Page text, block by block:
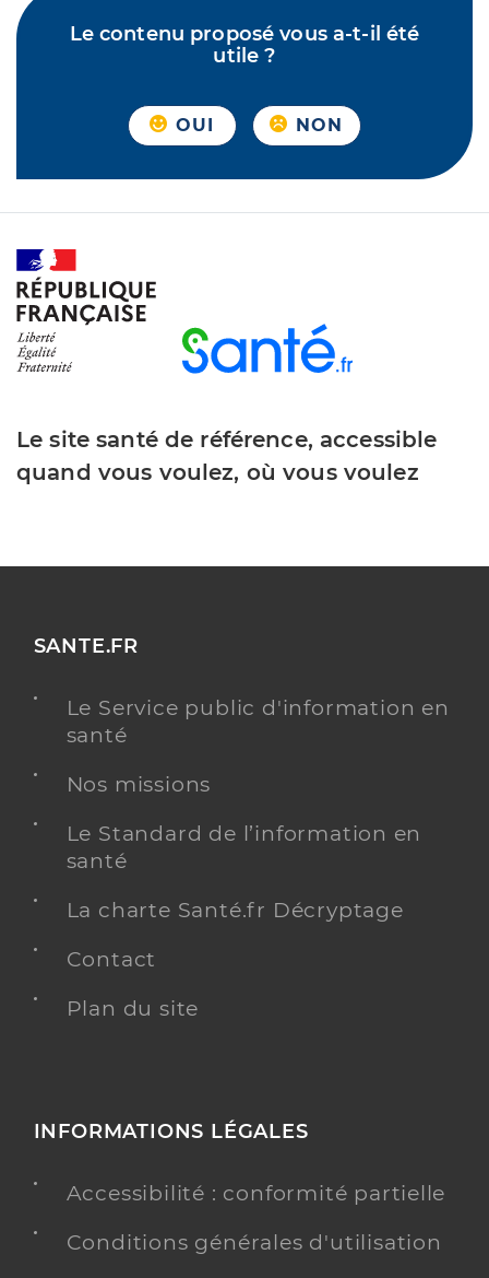
Le contenu proposé vous a-t-il été
utile ?
OUI NON
Le site santé de référence, accessible
quand vous voulez, où vous voulez
SANTE.FR
Le Service public d'information en
santé
Nos missions
Le Standard de l’information en
santé
La charte Santé.fr Décryptage
Contact
Plan du site
INFORMATIONS LÉGALES
Accessibilité : conformité partielle
Conditions générales d'utilisation